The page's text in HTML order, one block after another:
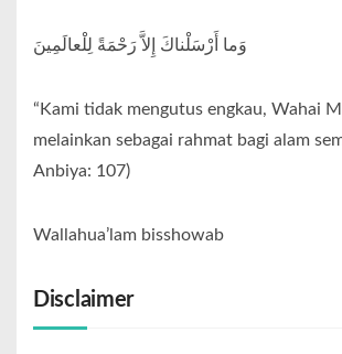
وَما أَرْسَلْناكَ إِلاَّ رَحْمَةً لِلْعالَمِينَ
“Kami tidak mengutus engkau, Wahai
melainkan sebagai rahmat bagi alam
Anbiya: 107)
Wallahua’lam bisshowab
Disclaimer